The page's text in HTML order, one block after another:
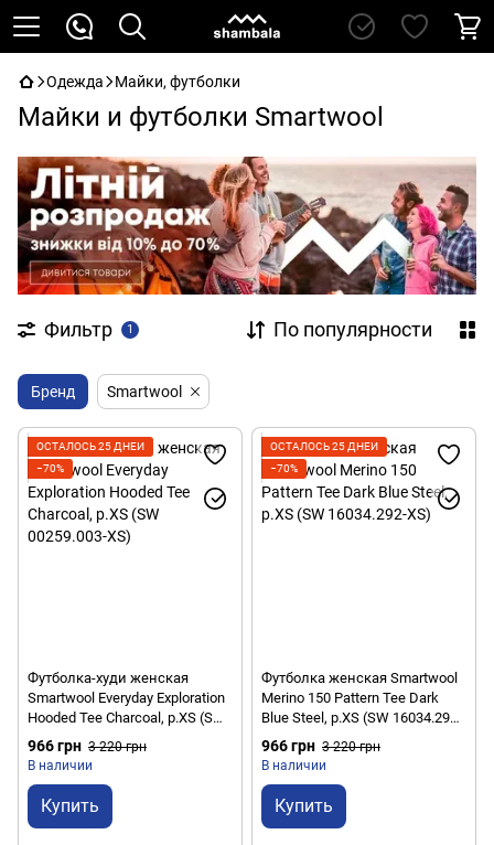
Одежда Майки, футболки
Майки и футболки Smartwool
Фильтр 1 По популярности
Бренд Smartwool
ОСТАЛОСЬ 25 ДНЕЙ
−70%
Футболка-худи женская
Smartwool Everyday Exploration
Hooded Tee Charcoal, р.XS (SW
00259.003-XS)
966 грн 3 220 грн
В наличии
Купить
ОСТАЛОСЬ 25 ДНЕЙ
−70%
Футболка женская Smartwool
Merino 150 Pattern Tee Dark
Blue Steel, р.XS (SW 16034.292-
XS)
966 грн 3 220 грн
В наличии
Купить